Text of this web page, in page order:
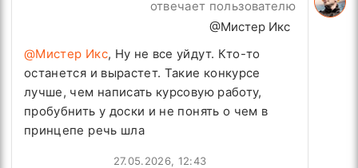
отвечает пользователю
@Мистер Икс
@Мистер Икс, Ну не все уйдут. Кто-то
останется и вырастет. Такие конкурсе
лучше, чем написать курсовую работу,
пробубнить у доски и не понять о чем в
принцепе речь шла
27.05.2026, 12:43